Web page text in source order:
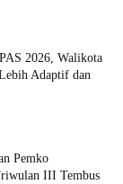
2026, Walikota
Adaptif dan
Pemko
III Tembus